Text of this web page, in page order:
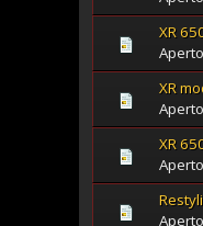
XR
XR
XR